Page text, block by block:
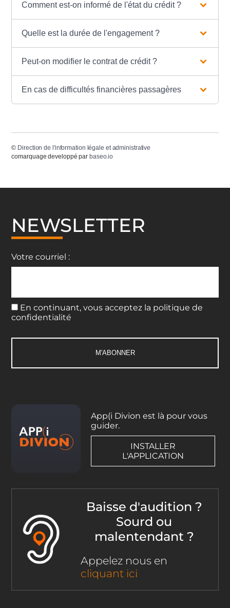
Comment est-on informé de l'état du crédit ?
Quelle est la durée de l'engagement ?
Peut-on modifier le contrat de crédit ?
En cas de difficultés financières passagères
© Direction de l'information légale et administrative
comarquage developpé par baseo.io
NEWSLETTER
Votre courriel :
En continuant, vous acceptez la politique de
confidentialité
App(i Divion est là pour vous
guider.
INSTALLER
L'APPLICATION
Baisse d'audition ?
Sourd ou
malentendant ?
Appelez nous en
cliquant ici